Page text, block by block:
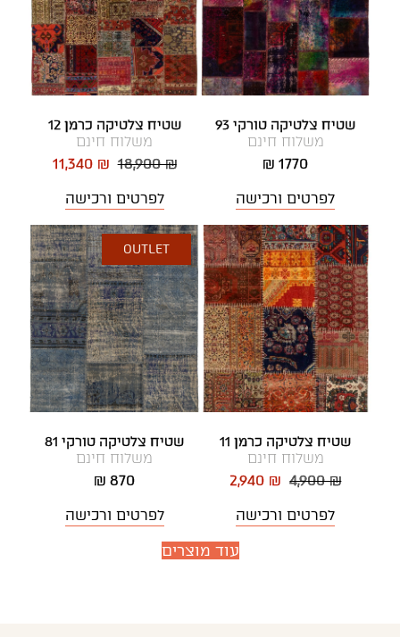
שטיח צלטיקה טורקי 93
משלוח חינם
1770 ₪
לפרטים ורכישה
שטיח צלטיקה כרמן 12
משלוח חינם
18,900 ₪
11,340 ₪
לפרטים ורכישה
שטיח צלטיקה כרמן 11
משלוח חינם
4,900 ₪
2,940 ₪
לפרטים ורכישה
OUTLET
שטיח צלטיקה טורקי 81
משלוח חינם
870 ₪
לפרטים ורכישה
עוד מוצרים